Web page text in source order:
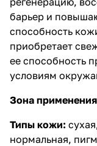
барьер и
способность
приобретает
ее способность
условиям
Зона
Типы кожи:
нормальная,